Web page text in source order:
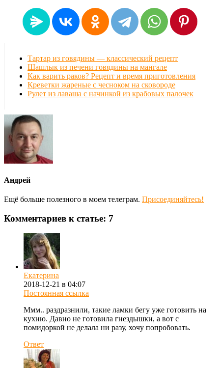
Тартар из говядины — классический рецепт
Шашлык из печени говядины на мангале
Как варить раков? Рецепт и время приготовления
Креветки жареные с чесноком на сковороде
Рулет из лаваша с начинкой из крабовых палочек
Андрей
Ещё больше полезного в моем телеграм. Присоединяйтесь!
Комментариев к статье: 7
Екатерина
2018-12-21 в 04:07
Постоянная ссылка
Ммм.. раздразнили, такие ламки бегу уже готовить на
кухню. Давно не готовила гнездышки, а вот с
помидоркой не делала ни разу, хочу попробовать.
Ответ